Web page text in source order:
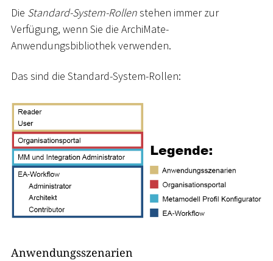
Die Standard-System-Rollenstehen immer zur
Verfügung, wenn Sie die ArchiMate-
Anwendungsbibliothek verwenden.
Das sind die Standard-System-Rollen:
Anwendungsszenarien